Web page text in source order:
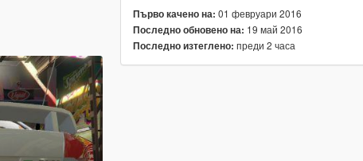
Първо качено на: 01 февруари 2016
Последно обновено на: 19 май 2016
Последно изтеглено: преди 2 часа